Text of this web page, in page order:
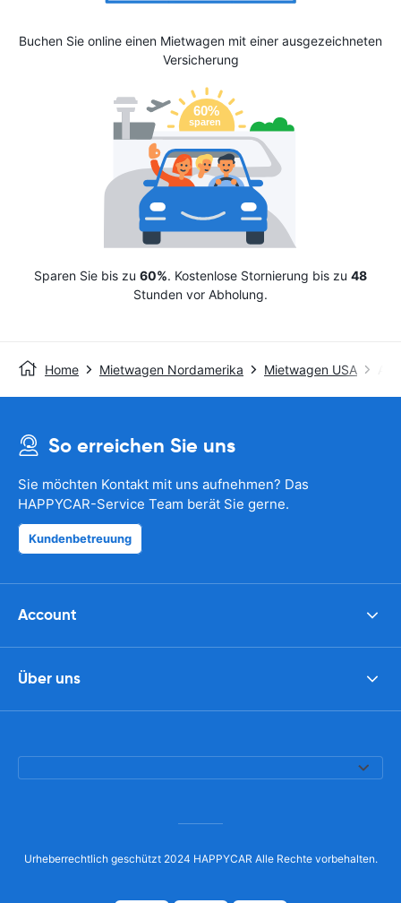
Buchen Sie online einen Mietwagen mit einer ausgezeichneten
Versicherung
Sparen Sie bis zu 60%. Kostenlose Stornierung bis zu 48
Stunden vor Abholung.
Home Mietwagen Nordamerika Mietwagen USA
So erreichen Sie uns
Sie möchten Kontakt mit uns aufnehmen? Das
HAPPYCAR-Service Team berät Sie gerne.
Kundenbetreuung
Account
Über uns
Urheberrechtlich geschützt 2024 HAPPYCAR Alle Rechte vorbehalten.